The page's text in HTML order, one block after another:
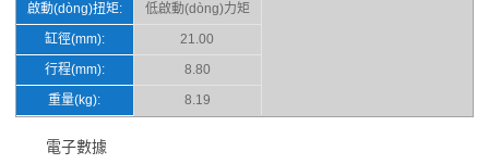
啟動(dòng)扭矩:
低啟動(dòng)力矩
缸徑(mm):
21.00
行程(mm):
8.80
重量(kg):
8.19
電子數據